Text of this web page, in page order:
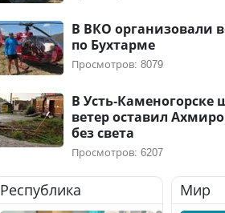
В ВКО организовали
по Бухтарме
Просмотров: 8079
В Усть-Каменогорске
ветер оставил
без света
Просмотров: 6207
Республика Мир